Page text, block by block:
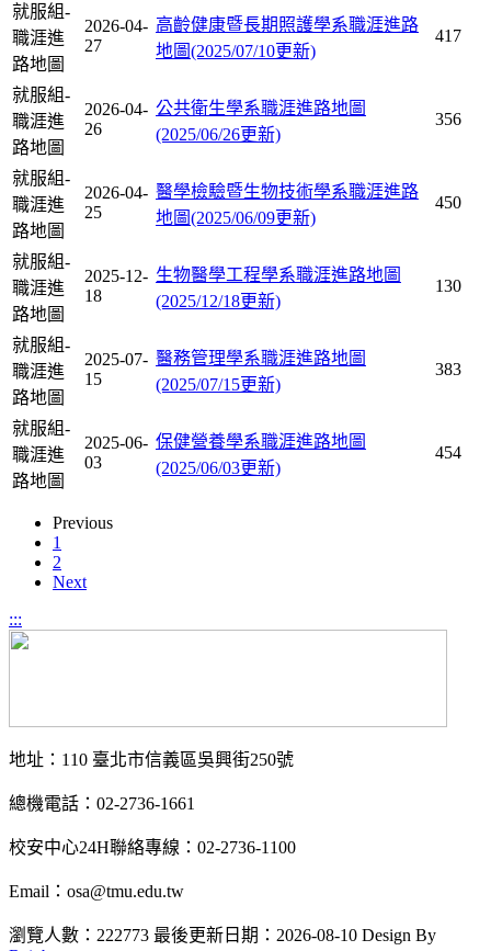
就服組-
職涯進
路地圖
2026-04-
27
高齡健康暨長期照護學系職涯進路
地圖(2025/07/10更新)
417
就服組-
職涯進
路地圖
2026-04-
26
公共衛生學系職涯進路地圖
(2025/06/26更新)
356
就服組-
職涯進
路地圖
2026-04-
25
醫學檢驗暨生物技術學系職涯進路
地圖(2025/06/09更新)
450
就服組-
職涯進
路地圖
2025-12-
18
生物醫學工程學系職涯進路地圖
(2025/12/18更新)
130
就服組-
職涯進
路地圖
2025-07-
15
醫務管理學系職涯進路地圖
(2025/07/15更新)
383
就服組-
職涯進
路地圖
2025-06-
03
保健營養學系職涯進路地圖
(2025/06/03更新)
454
Previous
1
2
Next
:::
地址：110 臺北市信義區吳興街250號
總機電話：02-2736-1661
校安中心24H聯絡專線：02-2736-1100
Email：osa@tmu.edu.tw
瀏覽人數：222773 最後更新日期：2026-08-10 Design By